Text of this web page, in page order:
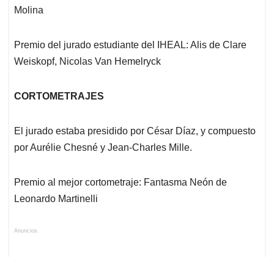
Molina
Premio del jurado estudiante del IHEAL: Alis de Clare
Weiskopf, Nicolas Van Hemelryck
CORTOMETRAJES
El jurado estaba presidido por César Díaz, y compuesto
por Aurélie Chesné y Jean-Charles Mille.
Premio al mejor cortometraje: Fantasma Neón de
Leonardo Martinelli
Anuncios.